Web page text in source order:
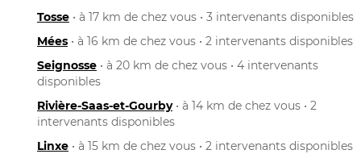
Tosse • à 17 km de chez vous • 3 intervenants disponibles
Mées • à 16 km de chez vous • 2 intervenants disponibles
Seignosse • à 20 km de chez vous • 4 intervenants
disponibles
Rivière-Saas-et-Gourby• à 14 km de chez vous • 2
intervenants disponibles
Linxe • à 15 km de chez vous • 2 intervenants disponibles